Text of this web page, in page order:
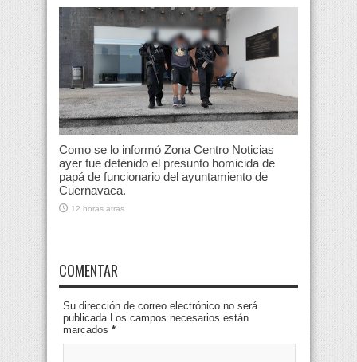
Como se lo informó Zona Centro Noticias
ayer fue detenido el presunto homicida de
papá de funcionario del ayuntamiento de
Cuernavaca.
12 horas atras
COMENTAR
Su dirección de correo electrónico no será
publicada.Los campos necesarios están
marcados *